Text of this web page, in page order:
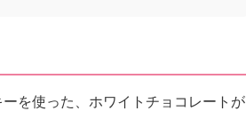
を使った、ホワイトチョコレートが